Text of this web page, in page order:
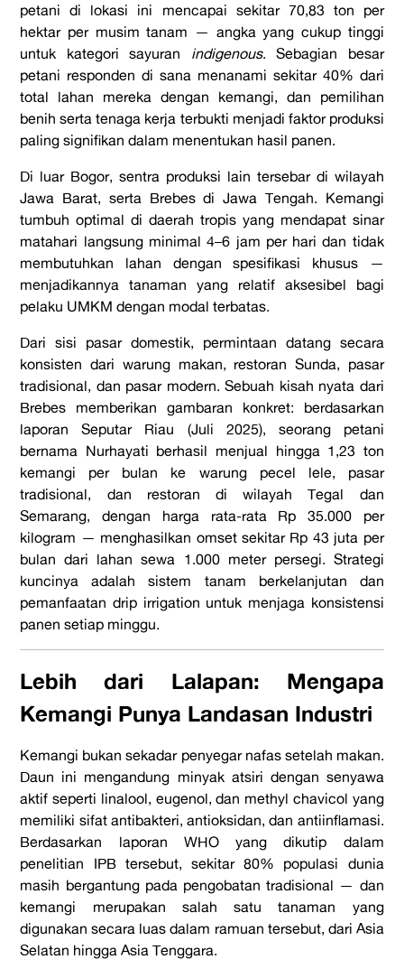
petani di lokasi ini mencapai sekitar 70,83 ton per
hektar per musim tanam — angka yang cukup tinggi
untuk kategori sayuran indigenous. Sebagian besar
petani responden di sana menanami sekitar 40% dari
total lahan mereka dengan kemangi, dan pemilihan
benih serta tenaga kerja terbukti menjadi faktor produksi
paling signifikan dalam menentukan hasil panen.
Di luar Bogor, sentra produksi lain tersebar di wilayah
Jawa Barat, serta Brebes di Jawa Tengah. Kemangi
tumbuh optimal di daerah tropis yang mendapat sinar
matahari langsung minimal 4–6 jam per hari dan tidak
membutuhkan lahan dengan spesifikasi khusus —
menjadikannya tanaman yang relatif aksesibel bagi
pelaku UMKM dengan modal terbatas.
Dari sisi pasar domestik, permintaan datang secara
konsisten dari warung makan, restoran Sunda, pasar
tradisional, dan pasar modern. Sebuah kisah nyata dari
Brebes memberikan gambaran konkret: berdasarkan
laporan Seputar Riau (Juli 2025), seorang petani
bernama Nurhayati berhasil menjual hingga 1,23 ton
kemangi per bulan ke warung pecel lele, pasar
tradisional, dan restoran di wilayah Tegal dan
Semarang, dengan harga rata-rata Rp 35.000 per
kilogram — menghasilkan omset sekitar Rp 43 juta per
bulan dari lahan sewa 1.000 meter persegi. Strategi
kuncinya adalah sistem tanam berkelanjutan dan
pemanfaatan drip irrigation untuk menjaga konsistensi
panen setiap minggu.
Lebih dari Lalapan: Mengapa
Kemangi Punya Landasan Industri
Kemangi bukan sekadar penyegar nafas setelah makan.
Daun ini mengandung minyak atsiri dengan senyawa
aktif seperti linalool, eugenol, dan methyl chavicol yang
memiliki sifat antibakteri, antioksidan, dan antiinflamasi.
Berdasarkan laporan WHO yang dikutip dalam
penelitian IPB tersebut, sekitar 80% populasi dunia
masih bergantung pada pengobatan tradisional — dan
kemangi merupakan salah satu tanaman yang
digunakan secara luas dalam ramuan tersebut, dari Asia
Selatan hingga Asia Tenggara.